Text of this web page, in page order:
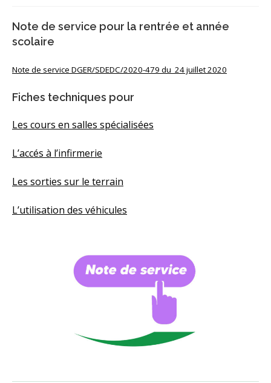
Note de service pour la rentrée et année
scolaire
Note de service DGER/SDEDC/2020-479 du 24 juillet 2020
Fiches techniques pour
Les cours en salles spécialisées
L’accés à l’infirmerie
Les sorties sur le terrain
L’utilisation des véhicules